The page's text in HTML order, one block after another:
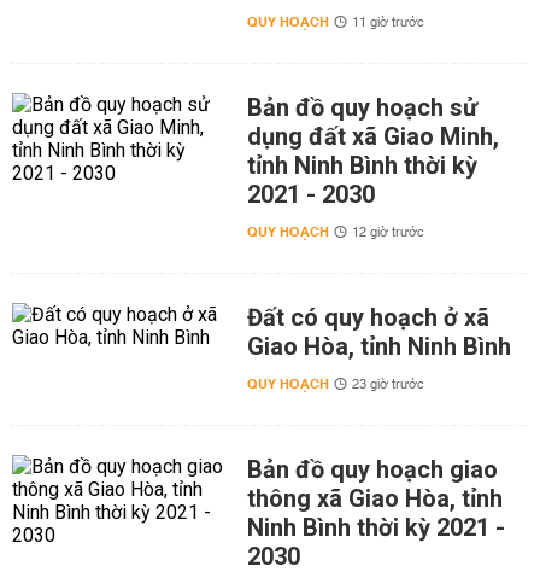
QUY HOẠCH 11 giờ trước
Bản đồ quy hoạch sử
dụng đất xã Giao Minh,
tỉnh Ninh Bình thời kỳ
2021 - 2030
QUY HOẠCH 12 giờ trước
Đất có quy hoạch ở xã
Giao Hòa, tỉnh Ninh Bình
QUY HOẠCH 23 giờ trước
Bản đồ quy hoạch giao
thông xã Giao Hòa, tỉnh
Ninh Bình thời kỳ 2021 -
2030